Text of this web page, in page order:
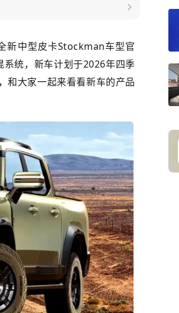
新中型皮卡Stockman车型官
统，新车计划于2026年四季
和大家一起来看看新车的产品